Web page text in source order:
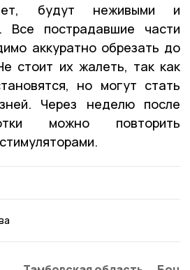
будут неживыми и
Все пострадавшие части
аккуратно обрезать до
стоит их жалеть, так как
но могут стать
Через неделю после
можно повторить